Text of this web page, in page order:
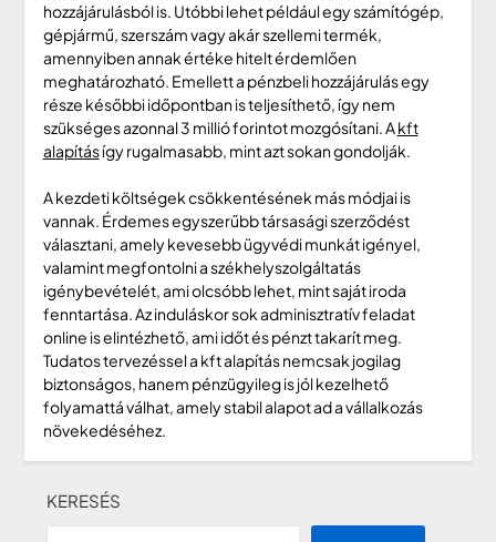
hozzájárulásból is. Utóbbi lehet például egy számítógép,
gépjármű, szerszám vagy akár szellemi termék,
amennyiben annak értéke hitelt érdemlően
meghatározható. Emellett a pénzbeli hozzájárulás egy
része későbbi időpontban is teljesíthető, így nem
szükséges azonnal 3 millió forintot mozgósítani. Akft
alapításígy rugalmasabb, mint azt sokan gondolják.
A kezdeti költségek csökkentésének más módjai is
vannak. Érdemes egyszerűbb társasági szerződést
választani, amely kevesebb ügyvédi munkát igényel,
valamint megfontolni a székhelyszolgáltatás
igénybevételét, ami olcsóbb lehet, mint saját iroda
fenntartása. Az induláskor sok adminisztratív feladat
online is elintézhető, ami időt és pénzt takarít meg.
Tudatos tervezéssel a kft alapítás nemcsak jogilag
biztonságos, hanem pénzügyileg is jól kezelhető
folyamattá válhat, amely stabil alapot ad a vállalkozás
növekedéséhez.
KERESÉS